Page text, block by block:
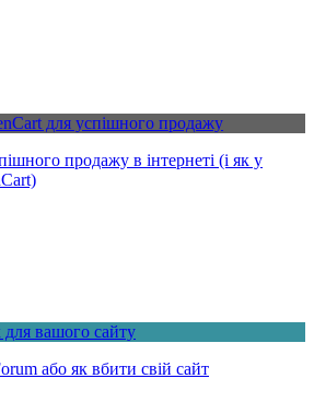
для успішного продажу
продажу в інтернеті (і як у
для вашого сайту
або як вбити свій сайт